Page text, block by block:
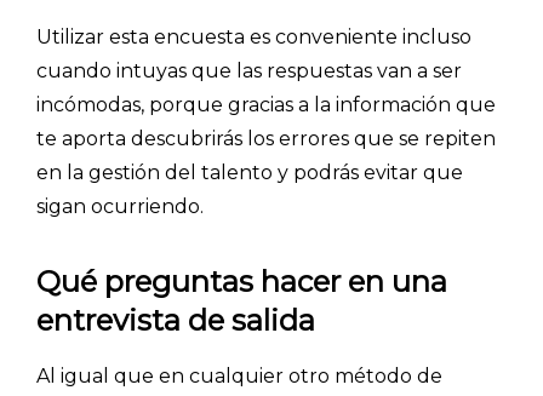
Utilizar esta encuesta es conveniente incluso
cuando intuyas que las respuestas van a ser
incómodas, porque gracias a la información que
te aporta descubrirás los errores que se repiten
en la gestión del talento y podrás evitar que
sigan ocurriendo.
Qué preguntas hacer en una
entrevista de salida
Al igual que en cualquier otro método de